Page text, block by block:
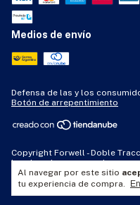
Al navegar por este sitio
tu experiencia de compra.
Medios de envío
Defensa de las y los
Botón de arrepentimiento
Copyright Forwell - Doble
los derechos reservados.